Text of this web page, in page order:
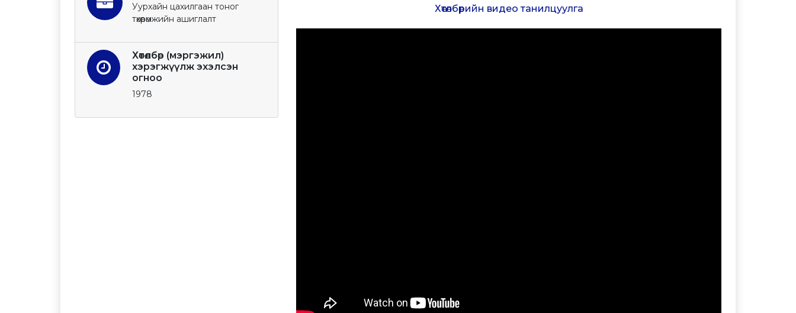
Уурхайн цахилгаан тоног
төхөөрөмжийн ашиглалт
Хөтөлбөр (мэргэжил)
хэрэгжүүлж эхэлсэн
огноо
1978
Хөтөлбөрийн видео танилцуулга